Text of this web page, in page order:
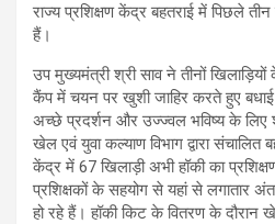
राज्य प्रशिक्षण केंद्र बहतराई में पिछले
हैं।
उप मुख्यमंत्री श्री साव ने तीनों
कैंप में चयन पर खुशी जाहिर करते हुए बधाई
अच्छे प्रदर्शन और उज्ज्वल भविष्य के
खेल एवं युवा कल्याण विभाग द्वारा संचालित
केंद्र में 67 खिलाड़ी अभी हॉकी का
प्रशिक्षकों के सहयोग से यहां से लगातार
हो रहे हैं। हॉकी किट के वितरण के दौरान